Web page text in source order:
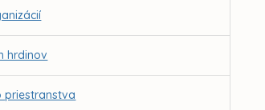
hrdinov
priestranstva